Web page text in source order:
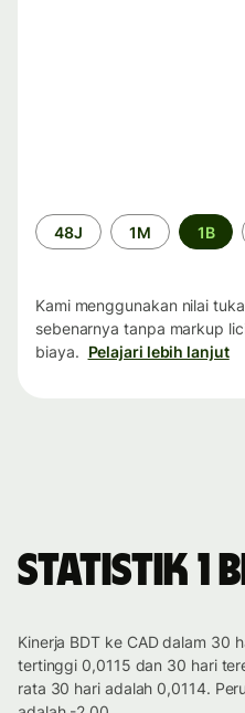
Periode
waktu
48J 1M 1B
Kami menggunakan nilai
sebenarnya tanpa markup
biaya. Pelajari lebih lanjut
Statistik 1
Kinerja BDT ke CAD dalam 30
tertinggi 0,0115 dan 30 hari
rata 30 hari adalah 0,0114.